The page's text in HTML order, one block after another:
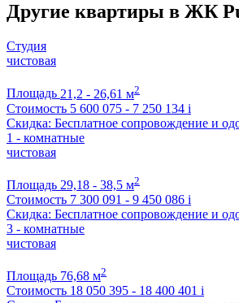
Другие квартиры в ЖК
Студия
чистовая
Площадь 21,2 - 26,61 м2
Стоимость 5 600 075 - 7 250 134 i
Скидка: Бесплатное сопровождение и
1 - комнатные
чистовая
Площадь 29,18 - 38,5 м2
Стоимость 7 300 091 - 9 450 086 i
Скидка: Бесплатное сопровождение и
3 - комнатные
чистовая
Площадь 76,68 м2
Стоимость 18 050 395 - 18 400 401 i